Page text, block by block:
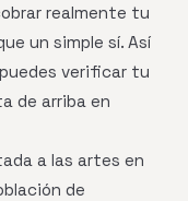
realmente tu
un simple sí. Así
verificar tu
de arriba en
a las artes en
de